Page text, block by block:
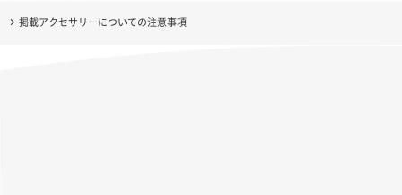
掲載アクセサリーについての注意事項